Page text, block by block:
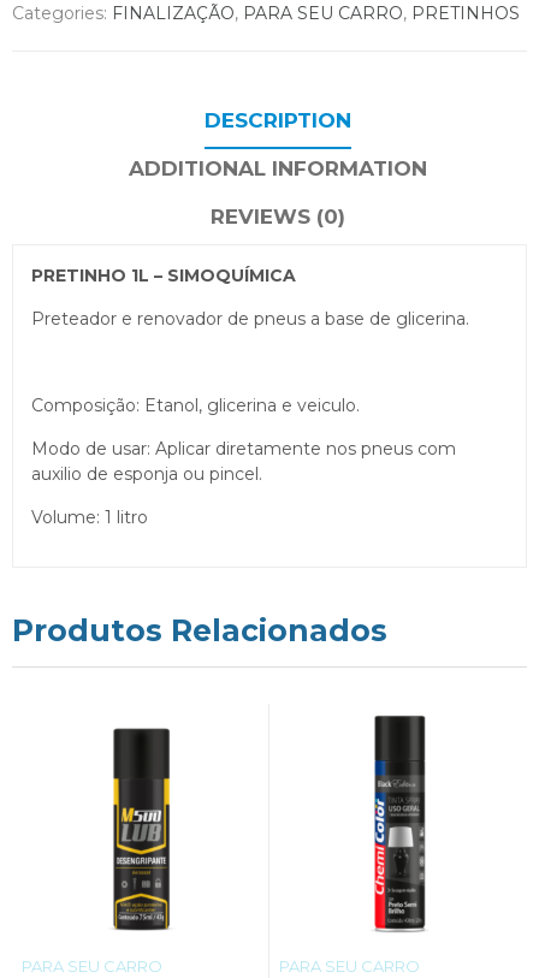
Categories: FINALIZAÇÃO, PARA SEU CARRO, PRETINHOS
DESCRIPTION
ADDITIONAL INFORMATION
REVIEWS (0)
PRETINHO 1L – SIMOQUÍMICA
Preteador e renovador de pneus a base de glicerina.
Composição: Etanol, glicerina e veiculo.
Modo de usar: Aplicar diretamente nos pneus com
auxilio de esponja ou pincel.
Volume: 1 litro
Produtos Relacionados
PARA SEU CARRO PARA SEU CARRO